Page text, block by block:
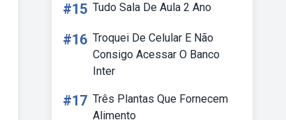
#15 Tudo Sala De Aula 2 Ano
#16 Troquei De Celular E Não
Consigo Acessar O Banco
Inter
#17 Três Plantas Que Fornecem
Alimento